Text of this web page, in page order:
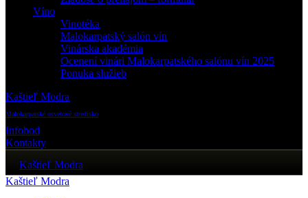
Víno
Vinotéka
Malokarpatský salón vín
Vinárska akadémia
Ocenení vinári Malokarpatského salónu vín 2025
Ponuka služieb
Kaštieľ Modra
Malokarpatské osvetové stredisko
Infobod
Kontakty
Kaštieľ Modra
Kaštieľ Modra